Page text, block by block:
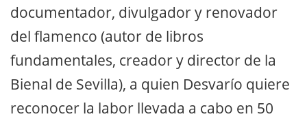
documentador, divulgador y renovador
del flamenco (autor de libros
fundamentales, creador y director de la
Bienal de Sevilla), a quien Desvarío quiere
reconocer la labor llevada a cabo en 50